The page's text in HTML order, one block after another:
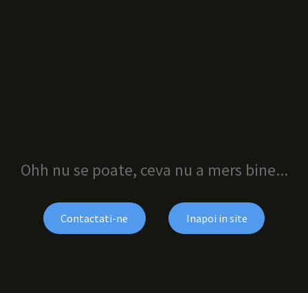
Ohh nu se poate, ceva nu a mers bine...
Contactati-ne Inapoi in site